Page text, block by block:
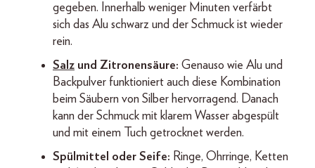
gegeben. Innerhalb weniger Minuten verfärbt
sich das Alu schwarz und der Schmuck ist wieder
rein.
Salz und Zitronensäure: Genauso wie Alu und
Backpulver funktioniert auch diese Kombination
beim Säubern von Silber hervorragend. Danach
kann der Schmuck mit klarem Wasser abgespült
und mit einem Tuch getrocknet werden.
Spülmittel oder Seife: Ringe, Ohrringe, Ketten